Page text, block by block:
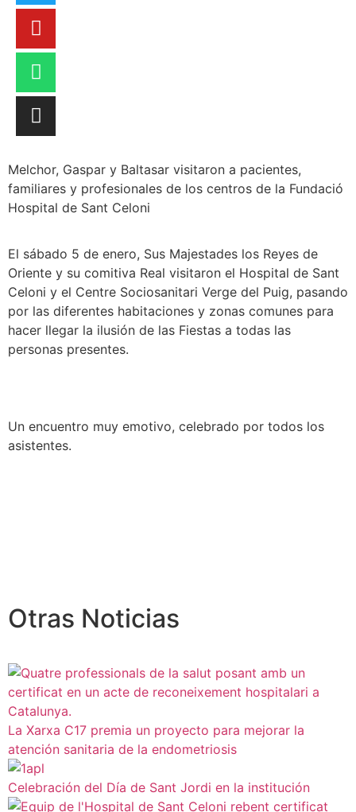
Melchor, Gaspar y Baltasar visitaron a pacientes,
familiares y profesionales de los centros de la Fundació
Hospital de Sant Celoni
El sábado 5 de enero, Sus Majestades los Reyes de
Oriente y su comitiva Real visitaron el Hospital de Sant
Celoni y el Centre Sociosanitari Verge del Puig, pasando
por las diferentes habitaciones y zonas comunes para
hacer llegar la ilusión de las Fiestas a todas las
personas presentes.
Un encuentro muy emotivo, celebrado por todos los
asistentes.
Otras Noticias
La Xarxa C17 premia un proyecto para mejorar la
atención sanitaria de la endometriosis
Celebración del Día de Sant Jordi en la institución